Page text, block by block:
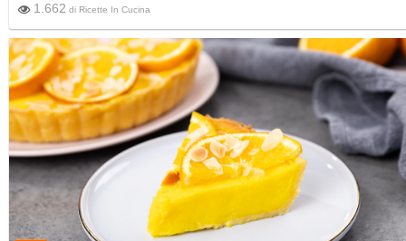
1.662 di Ricette In Cucina